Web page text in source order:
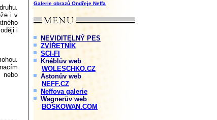
Galerie obrazů Ondřeje Neffa
NEVIDITELNÝ PES
ZVÍŘETNÍK
SCI-FI
Knéblův web
WOLESCHKO.CZ
Astonův web
NEFF.CZ
Neffova galerie
Wagnerův web
BOSKOWAN.COM
i v
i